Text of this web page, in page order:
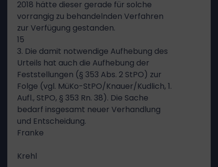
2018 hätte dieser gerade für solche
vorrangig zu behandelnden Verfahren
zur Verfügung gestanden.
15
3. Die damit notwendige Aufhebung des
Urteils hat auch die Aufhebung der
Feststellungen (§ 353 Abs. 2 StPO) zur
Folge (vgl. MüKo-StPO/Knauer/Kudlich, 1.
Aufl., StPO, § 353 Rn. 38). Die Sache
bedarf insgesamt neuer Verhandlung
und Entscheidung.
Franke
Krehl